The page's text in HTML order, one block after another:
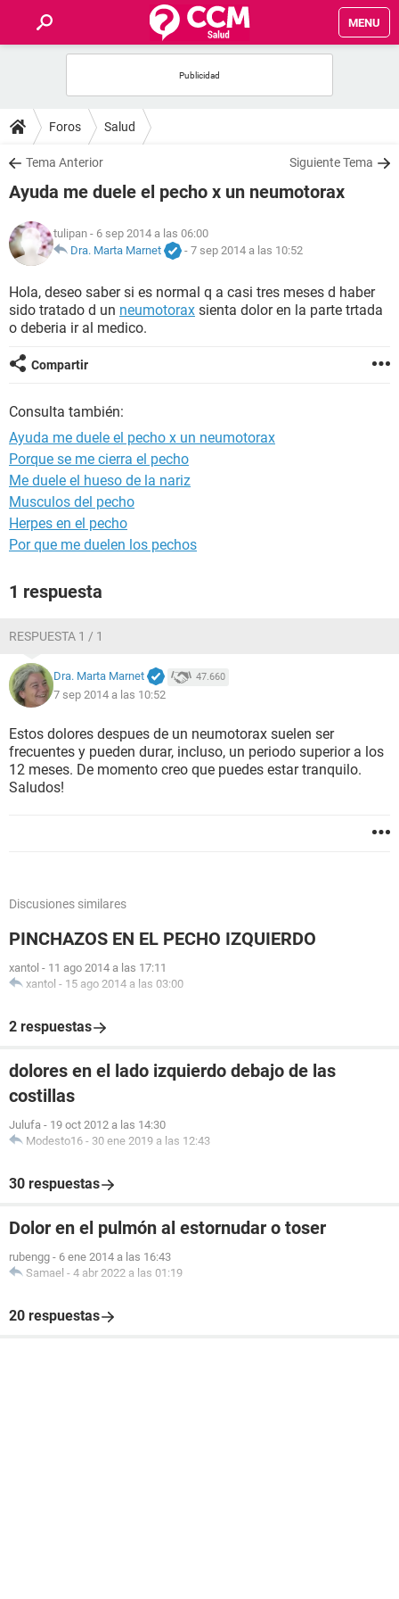
MENU
FOROS
SALUD
FAMILIA
NUTRICIÓN
BIENESTAR
Foros Salud
Tema Anterior Siguiente Tema
Ayuda me duele el pecho x un neumotorax
tulipan - 6 sep 2014 a las 06:00
Dra. Marta Marnet
- 7 sep 2014 a las 10:52
Hola, deseo saber si es normal q a casi tres meses d haber
sido tratado d un neumotorax sienta dolor en la parte trtada
o deberia ir al medico.
Compartir
Consulta también:
Ayuda me duele el pecho x un neumotorax
Porque se me cierra el pecho
Me duele el hueso de la nariz
Musculos del pecho
Herpes en el pecho
Por que me duelen los pechos
1 respuesta
RESPUESTA 1 / 1
Dra. Marta Marnet 47.660
7 sep 2014 a las 10:52
Estos dolores despues de un neumotorax suelen ser
frecuentes y pueden durar, incluso, un periodo superior a los
12 meses. De momento creo que puedes estar tranquilo.
Saludos!
Discusiones similares
PINCHAZOS EN EL PECHO IZQUIERDO
xantol - 11 ago 2014 a las 17:11
xantol - 15 ago 2014 a las 03:00
2 respuestas
dolores en el lado izquierdo debajo de las
costillas
Julufa - 19 oct 2012 a las 14:30
Modesto16 - 30 ene 2019 a las 12:43
30 respuestas
Dolor en el pulmón al estornudar o toser
rubengg - 6 ene 2014 a las 16:43
Samael - 4 abr 2022 a las 01:19
20 respuestas